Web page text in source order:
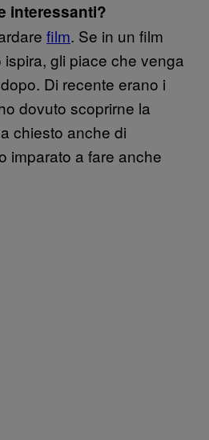
interessanti?
film. Se in un film
ispira, gli piace che venga
Di recente erano i
dovuto scoprirne la
chiesto anche di
imparato a fare anche